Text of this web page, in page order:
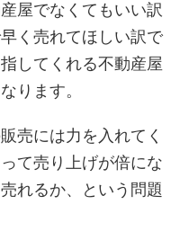
屋でなくてもいい訳
く売れてほしい訳で
してくれる不動産屋
ります。
売には力を入れてく
て売り上げが倍にな
れるか、という問題